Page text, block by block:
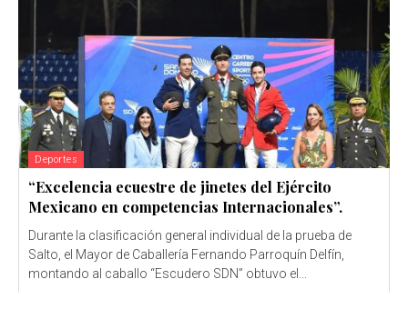
Deportes
“Excelencia ecuestre de jinetes del Ejército
Mexicano en competencias Internacionales”.
Durante la clasificación general individual de la prueba de
Salto, el Mayor de Caballería Fernando Parroquín Delfín,
montando al caballo “Escudero SDN” obtuvo el...